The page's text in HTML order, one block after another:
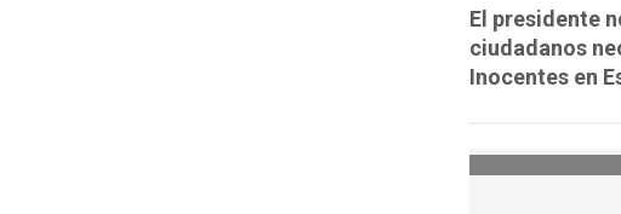
El presidente
ciudadanos
Inocentes en